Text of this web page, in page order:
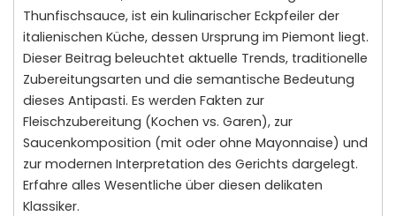
Thunfischsauce, ist ein kulinarischer Eckpfeiler der
italienischen Küche, dessen Ursprung im Piemont liegt.
Dieser Beitrag beleuchtet aktuelle Trends, traditionelle
Zubereitungsarten und die semantische Bedeutung
dieses Antipasti. Es werden Fakten zur
Fleischzubereitung (Kochen vs. Garen), zur
Saucenkomposition (mit oder ohne Mayonnaise) und
zur modernen Interpretation des Gerichts dargelegt.
Erfahre alles Wesentliche über diesen delikaten
Klassiker.